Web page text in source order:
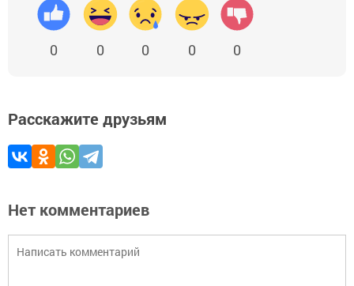
0 0 0 0 0
Расскажите друзьям
Нет комментариев